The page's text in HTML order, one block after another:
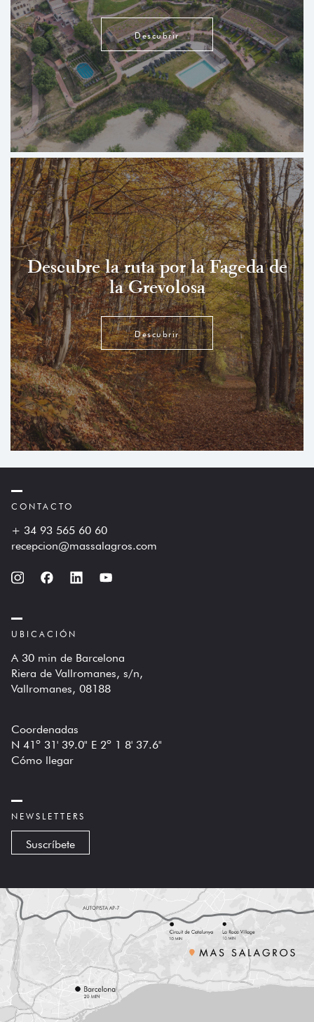
Descubrir
Descubre la ruta por la Fageda de
la Grevolosa
Descubrir
CONTACTO
+ 34 93 565 60 60
recepcion@massalagros.com
UBICACIÓN
A 30 min de Barcelona
Riera de Vallromanes, s/n,
Vallromanes, 08188
Coordenadas
N 41º 31' 39.0" E 2º 1 8' 37.6"
Cómo llegar
NEWSLETTERS
Suscríbete